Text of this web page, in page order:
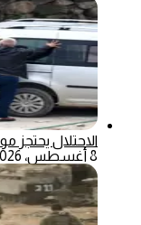
الاحتلال
8 أغسطس، 2026